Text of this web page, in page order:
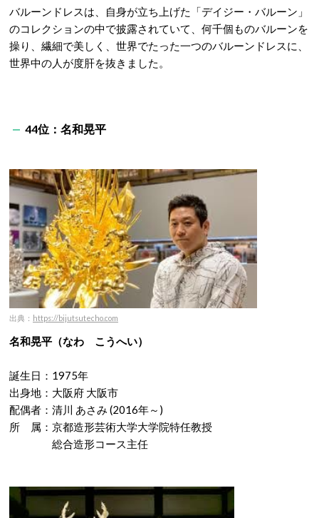
バルーンドレスは、自身が立ち上げた「デイジー・バルーン」
のコレクションの中で披露されていて、何千個ものバルーンを
操り、繊細で美しく、世界でたった一つのバルーンドレスに、
世界中の人が度肝を抜きました。
44位：名和晃平
出典： https://bijutsutecho.com
名和晃平（なわ こうへい）
誕生日：1975年
出身地：大阪府 大阪市
配偶者：清川 あさみ (2016年～)
所 属：京都造形芸術大学大学院特任教授
総合造形コース主任